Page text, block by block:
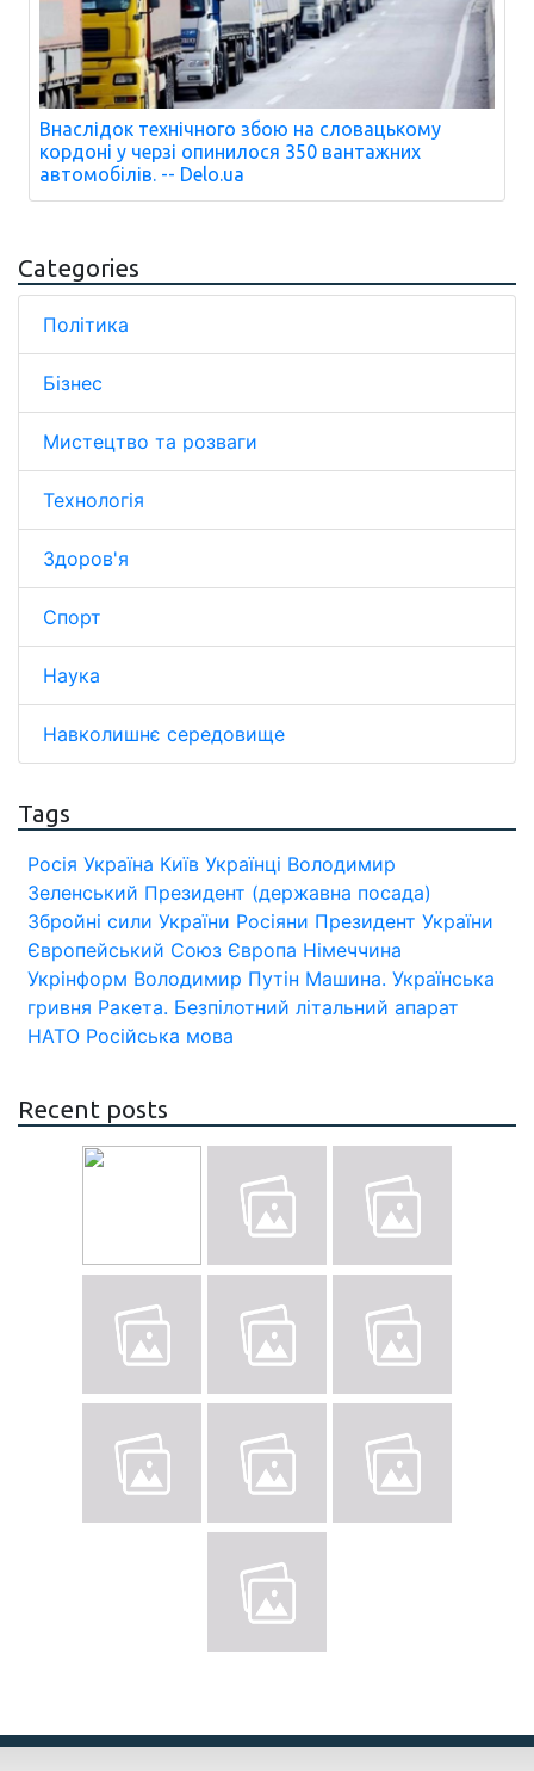
Внаслідок технічного збою на словацькому
кордоні у черзі опинилося 350 вантажних
автомобілів. -- Delo.ua
Categories
Політика
Бізнес
Мистецтво та розваги
Технологія
Здоров'я
Спорт
Наука
Навколишнє середовище
Tags
Росія Україна Київ Українці Володимир
Зеленський Президент (державна посада)
Збройні сили України Росіяни Президент України
Європейський Союз Європа Німеччина
Укрінформ Володимир Путін Машина. Українська
гривня Ракета. Безпілотний літальний апарат
НАТО Російська мова
Recent posts